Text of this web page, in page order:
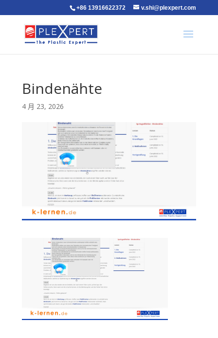
+86 13916622372 v.shi@plexpert.com
Bindenähte
4 月 23, 2026